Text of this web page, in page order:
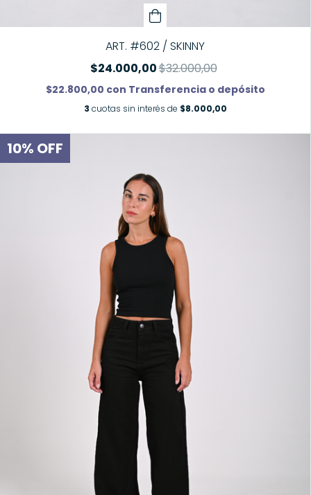
ART. #602 / SKINNY
$24.000,00$32.000,00
$22.800,00 con Transferencia o depósito
3 cuotas sin interés de $8.000,00
10% OFF